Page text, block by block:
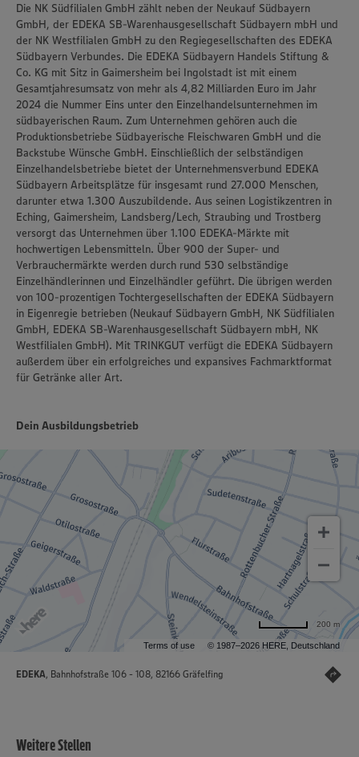
Die NK Südfilialen GmbH zählt neben der Neukauf Südbayern
GmbH, der EDEKA SB-Warenhausgesellschaft Südbayern mbH und
der NK Westfilialen GmbH zu den Regiegesellschaften des EDEKA
Südbayern Verbundes. Die EDEKA Südbayern Handels Stiftung &
Co. KG mit Sitz in Gaimersheim bei Ingolstadt ist mit einem
Gesamtjahresumsatz von mehr als 4,82 Milliarden Euro im Jahr
2024 die Nummer Eins unter den Einzelhandelsunternehmen im
südbayerischen Raum. Zum Unternehmen gehören auch die
Produktionsbetriebe Südbayerische Fleischwaren GmbH und die
Backstube Wünsche GmbH. Einschließlich der selbständigen
Einzelhandelsbetriebe bietet der Unternehmensverbund EDEKA
Südbayern Arbeitsplätze für insgesamt rund 27.000 Menschen,
darunter etwa 1.300 Auszubildende. Aus seinen Logistikzentren in
Eching, Gaimersheim, Landsberg/Lech, Straubing und Trostberg
versorgt das Unternehmen über 1.100 EDEKA-Märkte mit
hochwertigen Lebensmitteln. Über 900 der Super- und
Verbrauchermärkte werden durch rund 530 selbständige
Einzelhändlerinnen und Einzelhändler geführt. Die übrigen werden
von 100-prozentigen Tochtergesellschaften der EDEKA Südbayern
in Eigenregie betrieben (Neukauf Südbayern GmbH, NK Südfilialen
GmbH, EDEKA SB-Warenhausgesellschaft Südbayern mbH, NK
Westfilialen GmbH). Mit TRINKGUT verfügt die EDEKA Südbayern
außerdem über ein erfolgreiches und expansives Fachmarktformat
für Getränke aller Art.
Dein Ausbildungsbetrieb
Terms of use © 1987–2026 HERE, Deutschland
200 m
EDEKA, Bahnhofstraße 106 - 108, 82166 Gräfelfing
Weitere Stellen